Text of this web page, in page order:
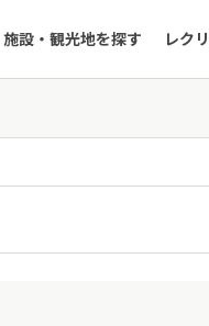
施設・観光地を探す レク